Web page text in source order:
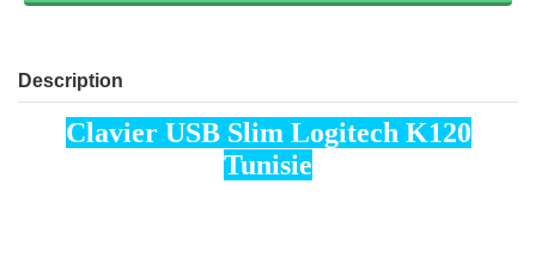
Description
Clavier USB Slim Logitech K120
Tunisie